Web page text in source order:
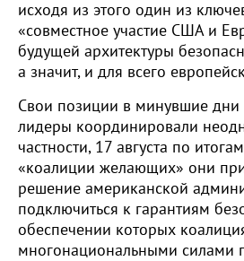
исходя из этого один из
«совместное участие США и
будущей архитектуры
а значит, и для всего
Свои позиции в минувшие дни
лидеры координировали
частности, 17 августа по
«коалиции желающих» они
решение американской
подключиться к гарантиям
обеспечении которых
многонациональными силами